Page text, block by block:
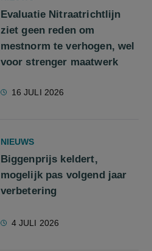
Evaluatie Nitraatrichtlijn
ziet geen reden om
mestnorm te verhogen, wel
voor strenger maatwerk
16 JULI 2026
NIEUWS
Biggenprijs keldert,
mogelijk pas volgend jaar
verbetering
4 JULI 2026